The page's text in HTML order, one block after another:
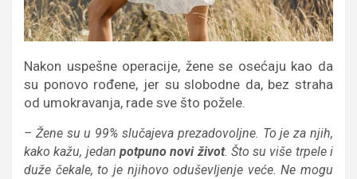
Nakon uspešne operacije, žene se osećaju kao da
su ponovo rođene, jer su slobodne da, bez straha
od umokravanja, rade sve što požele.
– Žene su u 99% slučajeva prezadovoljne. To je za njih,
kako kažu, jedan potpuno novi život. Što su više trpele i
duže čekale, to je njihovo oduševljenje veće. Ne mogu